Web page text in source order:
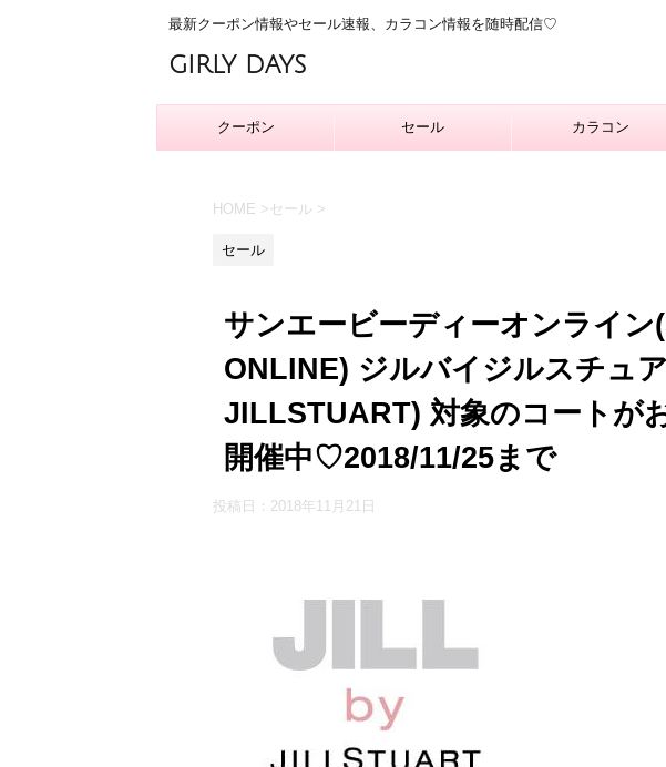
最新クーポン情報やセール速報、カラコン情報を随時配信♡
GIRLY DAYS
クーポン セール カラコン
HOME >セール >
セール
サンエービーディーオンライン
ONLINE) ジルバイジルスチュ
JILLSTUART) 対象のコートが
開催中♡2018/11/25まで
投稿日： 2018年11月21日